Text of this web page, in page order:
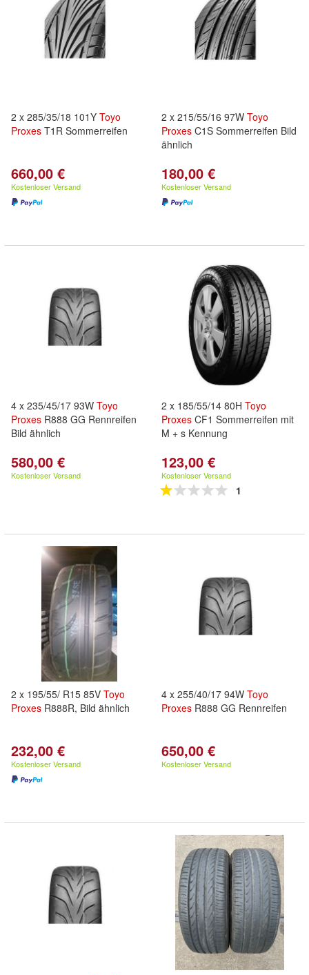
2 x 285/35/18 101Y Toyo
Proxes T1R Sommerreifen
660,00 €
Kostenloser Versand
2 x 215/55/16 97W Toyo
Proxes C1S Sommerreifen Bild
ähnlich
180,00 €
Kostenloser Versand
4 x 235/45/17 93W Toyo
Proxes R888 GG Rennreifen
Bild ähnlich
580,00 €
Kostenloser Versand
2 x 185/55/14 80H Toyo
Proxes CF1 Sommerreifen mit
M + s Kennung
123,00 €
Kostenloser Versand
1
2 x 195/55/ R15 85V Toyo
Proxes R888R, Bild ähnlich
232,00 €
Kostenloser Versand
4 x 255/40/17 94W Toyo
Proxes R888 GG Rennreifen
650,00 €
Kostenloser Versand